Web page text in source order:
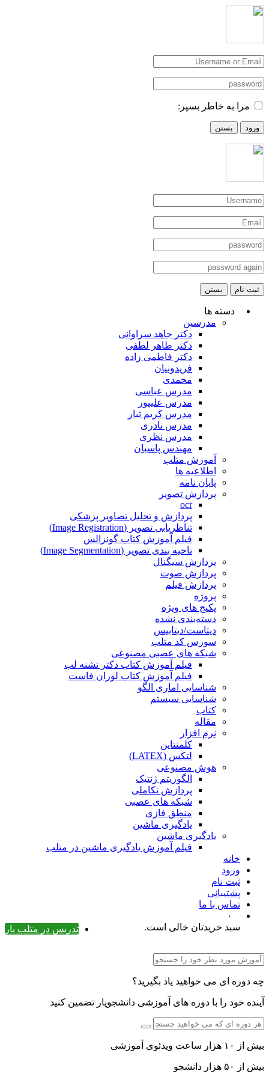
مرا به خاطر بسپر:
ورود بستن
ثبت نام بستن
دسته ها
مدرسین
دکتر جاهد سراوانی
دکتر طاهر لطفی
دکتر فاطمی زاده
فریدونیان
محمدی
مدرس عباسی
مدرس علیپور
مدرس کریم تبار
مدرس نادری
مدرس نظری
مهندس پاسبان
آموزش متلب
اطلاعیه ها
پایان نامه
پردازش تصویر
ocr
پردازش و تحلیل تصاویر پزشکی
تناظریابی تصویر (Image Registration)
فیلم آموزش کتاب گونزالس
ناحیه بندی تصویر (Image Segmentation)
پردازش سیگنال
پردازش صوت
پردازش فیلم
پروژه
پکیج های ویژه
دسته‌بندی نشده
دیتاست/دیتابیس
سورس کد متلب
شبکه های عصبی مصنوعی
فیلم آموزش کتاب دکتر تشنه لب
فیلم آموزش کتاب لوران فاست
شناسایی اماری الگو
شناسایی سیستم
کتاب
مقاله
نرم افزار
کلمنتاین
لتکس (LATEX)
هوش مصنوعی
الگوریتم ژنتیک
پردازش تکاملی
شبکه های عصبی
منطق فازی
یادگیری ماشین
یادگیری ماشین
فیلم آموزش یادگیری ماشین در متلب
خانه
ورود
ثبت نام
پشتیبانی
تماس با ما
۰
تدریس در متلب یار
سبد خریدتان خالی است.
چه دوره ای می خواهید یاد بگیرید؟
آینده خود را با دوره های آموزشی دانشجویار تضمین کنید
بیش از ۱۰ هزار ساعت ویدئوی آموزشی
بیش از ۵۰ هزار دانشجو